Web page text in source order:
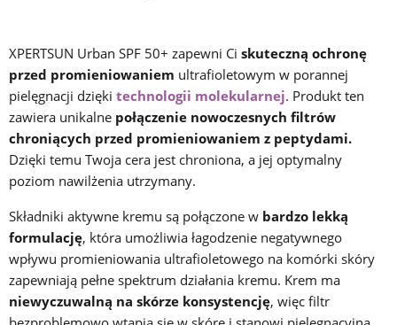
XPERTSUN Urban SPF 50+ zapewni Ci skuteczną ochronę
przed promieniowaniem ultrafioletowym w porannej
pielęgnacji dzięki technologii molekularnej. Produkt ten
zawiera unikalne połączenie nowoczesnych filtrów
chroniących przed promieniowaniem z peptydami.
Dzięki temu Twoja cera jest chroniona, a jej optymalny
poziom nawilżenia utrzymany.
Składniki aktywne kremu są połączone w bardzo lekką
formulację, która umożliwia łagodzenie negatywnego
wpływu promieniowania ultrafioletowego na komórki skóry
zapewniają pełne spektrum działania kremu. Krem ma
niewyczuwalną na skórze konsystencję, więc filtr